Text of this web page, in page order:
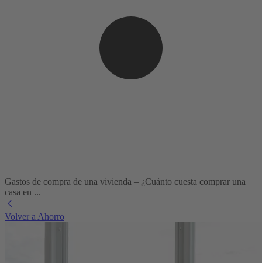
Gastos de compra de una vivienda – ¿Cuánto cuesta comprar una
casa en ...
Volver a Ahorro